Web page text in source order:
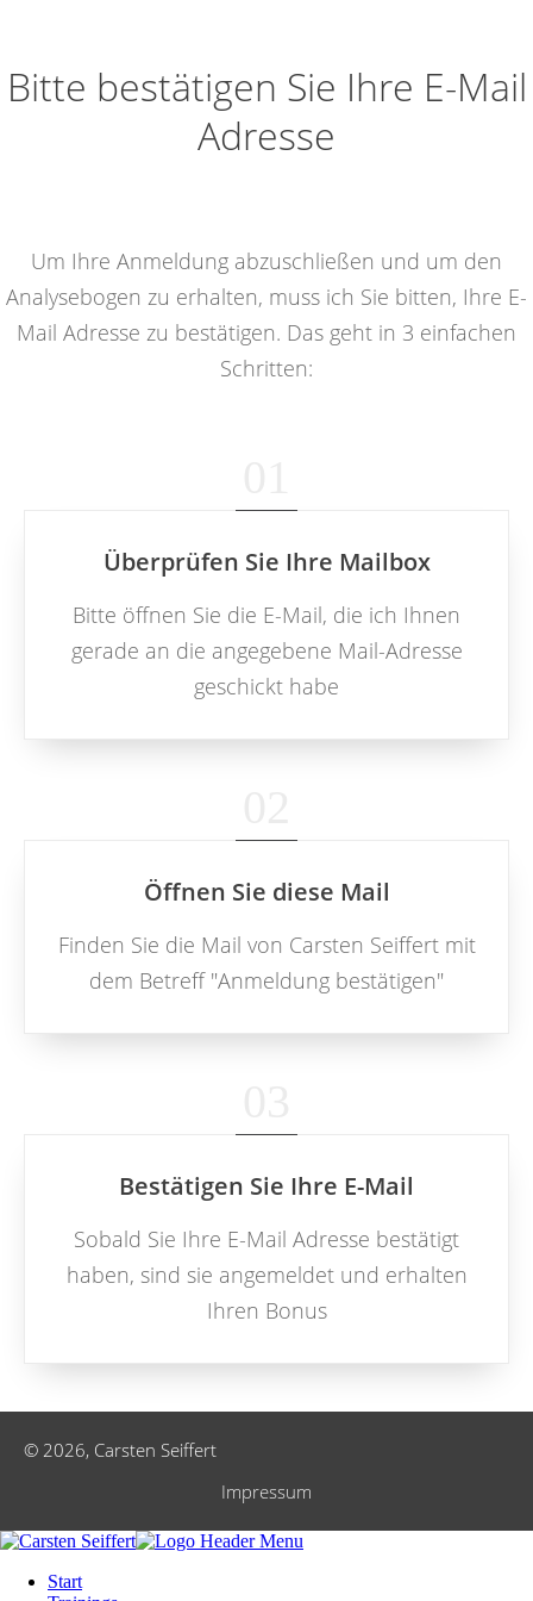
Bitte bestätigen Sie Ihre E-Mail
Adresse
Um Ihre Anmeldung abzuschließen und um den
Analysebogen zu erhalten, muss ich Sie bitten, Ihre E-
Mail Adresse zu bestätigen. Das geht in 3 einfachen
Schritten:
Überprüfen Sie Ihre Mailbox
Bitte öffnen Sie die E-Mail, die ich Ihnen
gerade an die angegebene Mail-Adresse
geschickt habe
Öffnen Sie diese Mail
Finden Sie die Mail von Carsten Seiffert mit
dem Betreff "Anmeldung bestätigen"
Bestätigen Sie Ihre E-Mail
Sobald Sie Ihre E-Mail Adresse bestätigt
haben, sind sie angemeldet und erhalten
Ihren Bonus
© 2026, Carsten Seiffert
Impressum
Start